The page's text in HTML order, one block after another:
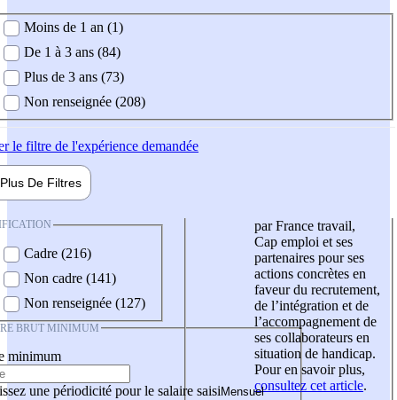
demandée
Moins de 1 an (1)
De 1 à 3 ans (84)
Plus de 3 ans (73)
Non renseignée (208)
le filtre de l'expérience demandée
Plus De Filtres
Cadre (216)
Non cadre (141)
Non renseignée (127)
BRUT MINIMUM
minimum
une périodicité pour le salaire saisi
par France travail,
Cap emploi et ses
partenaires pour ses
actions concrètes en
faveur du recrutement,
de l’intégration et de
l’accompagnement de
ses collaborateurs en
situation de handicap.
Pour en savoir plus,
consultez cet article.